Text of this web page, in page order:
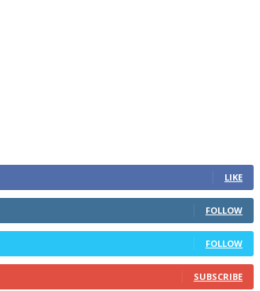
LIKE
FOLLOW
FOLLOW
SUBSCRIBE